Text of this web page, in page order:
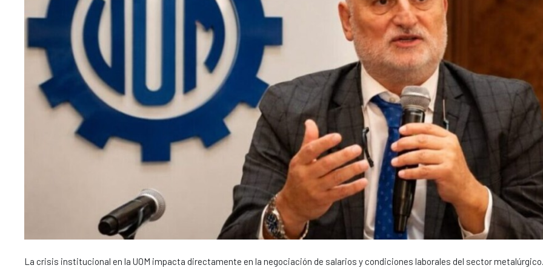
La crisis institucional en la UOM impacta directamente en la negociación de salarios y condiciones laborales del sector metalúrgico.